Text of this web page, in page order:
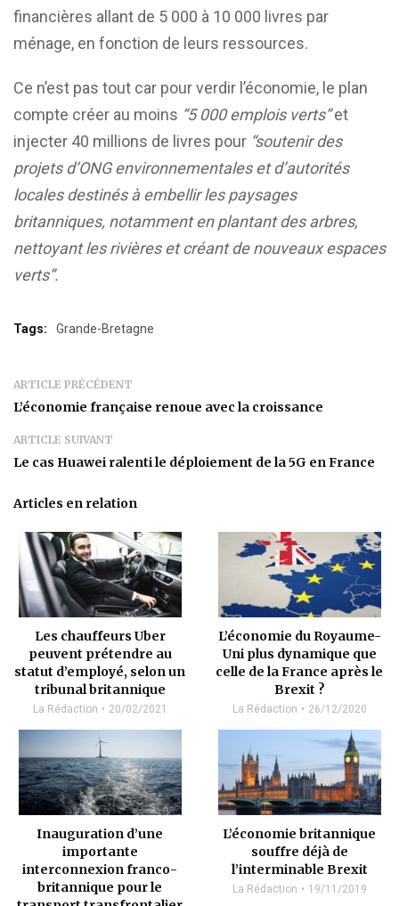
financières allant de 5 000 à 10 000 livres par
ménage, en fonction de leurs ressources.
Ce n’est pas tout car pour verdir l’économie, le plan
compte créer au moins “5 000 emplois verts”et
injecter 40 millions de livres pour “soutenir des
projets d’ONG environnementales et d’autorités
locales destinés à embellir les paysages
britanniques, notamment en plantant des arbres,
nettoyant les rivières et créant de nouveaux espaces
verts”.
Tags: Grande-Bretagne
ARTICLE PRÉCÉDENT
L’économie française renoue avec la croissance
ARTICLE SUIVANT
Le cas Huawei ralenti le déploiement de la 5G en France
Articles en relation
Les chauffeurs Uber
peuvent prétendre au
statut d’employé, selon un
tribunal britannique
La Rédaction 20/02/2021
L’économie du Royaume-
Uni plus dynamique que
celle de la France après le
Brexit ?
La Rédaction 26/12/2020
Inauguration d’une
importante
interconnexion franco-
britannique pour le
L’économie britannique
souffre déjà de
l’interminable Brexit
La Rédaction 19/11/2019